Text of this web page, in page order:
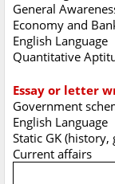
General
Economy and
English Language
Quantitative
Essay or letter
Government
English Language
Static GK
Current affairs